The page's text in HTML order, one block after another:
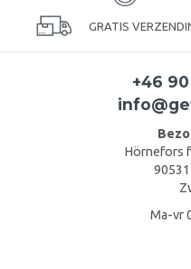
GRATIS
+46
Hörnefors
Ma-vr